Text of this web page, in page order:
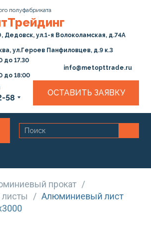
полуфабриката
Дедовск, ул.1-я Волоколамская, д.74А
ул.Героев Панфиловцев, д.9 к.3
до 17.30
до 18:00
info@metopttrade.ru
58
ОСТАВИТЬ ЗАЯВКУ
прокат /
/ Алюминиевый лист